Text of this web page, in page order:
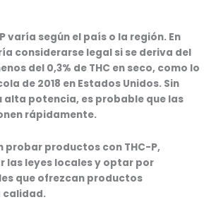
varía según el país o la región. En
considerarse legal si se deriva del
del 0,3% de THC en seco, como lo
de 2018 en Estados Unidos. Sin
alta potencia, es probable que las
rápidamente.
probar productos con THC-P,
las leyes locales y optar por
que ofrezcan productos
calidad.